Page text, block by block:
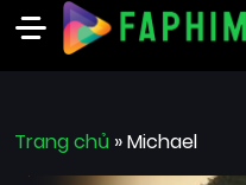
Phim
Mới
Trang chủ »Michael